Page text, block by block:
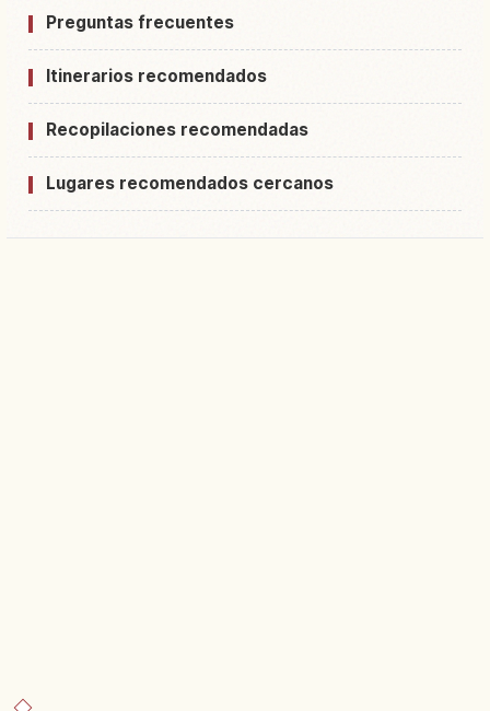
Preguntas frecuentes
Itinerarios recomendados
Recopilaciones recomendadas
Lugares recomendados cercanos